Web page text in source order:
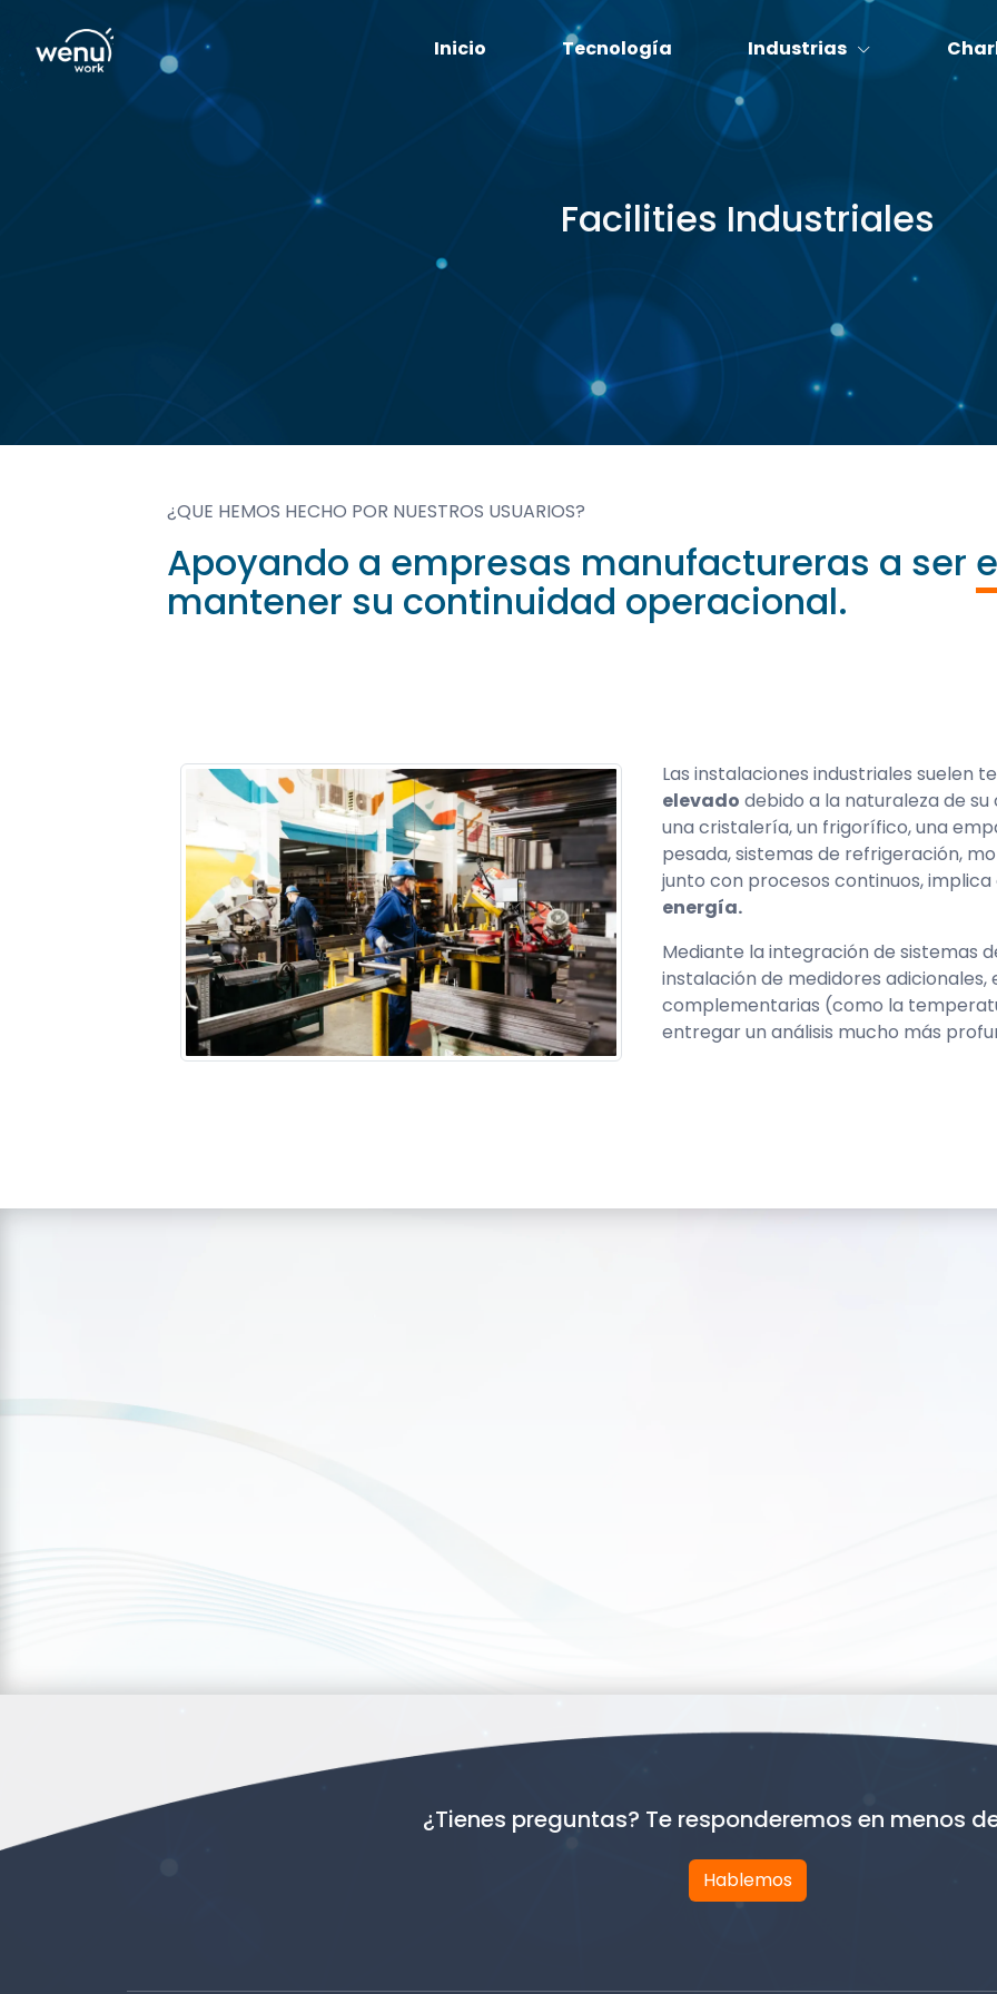
Inicio Tecnología Industrias
Facilities Industriales
¿QUE HEMOS HECHO POR NUESTROS USUARIOS?
Apoyando a empresas manufactureras a ser
mantener su continuidad operacional.
Las instalaciones industriales suelen
elevado debido a la naturaleza de
una cristalería, un frigorífico, una
pesada, sistemas de refrigeración,
junto con procesos continuos,
energía.
Mediante la integración de sistemas
instalación de medidores
complementarias (como la
entregar un análisis mucho más
¿Tienes preguntas? Te responderemos en menos
Hablemos